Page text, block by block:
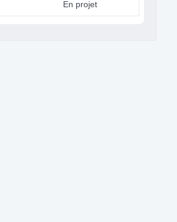
En projet